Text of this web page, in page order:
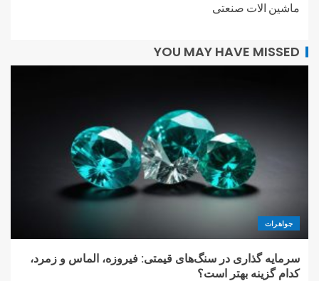
ماشین الات صنعتی
YOU MAY HAVE MISSED
جواهرات
سرمایه گذاری در سنگ‌های قیمتی: فیروزه، الماس و زمرد،
کدام گزینه بهتر است؟